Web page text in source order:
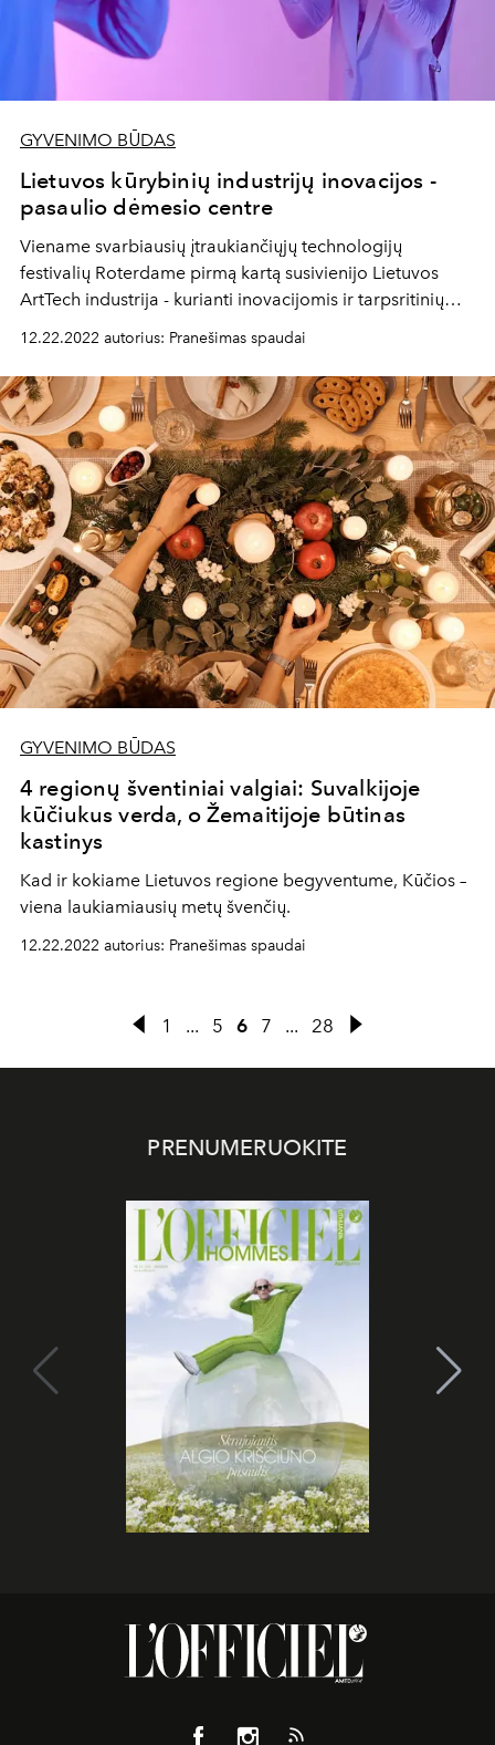
GYVENIMO BŪDAS
Lietuvos kūrybinių industrijų inovacijos -
pasaulio dėmesio centre
Viename svarbiausių įtraukiančiųjų technologijų
festivalių Roterdame pirmą kartą susivienijo Lietuvos
ArtTech industrija - kurianti inovacijomis ir tarpsritinių
bendradarbiavimu grįstus sprendimus verslo ir kultūros
12.22.2022 autorius: Pranešimas spaudai
GYVENIMO BŪDAS
4 regionų šventiniai valgiai: Suvalkijoje
kūčiukus verda, o Žemaitijoje būtinas
kastinys
Kad ir kokiame Lietuvos regione begyventume, Kūčios –
viena laukiamiausių metų švenčių.
12.22.2022 autorius: Pranešimas spaudai
1 ... 5 6 7 ... 28
PRENUMERUOKITE